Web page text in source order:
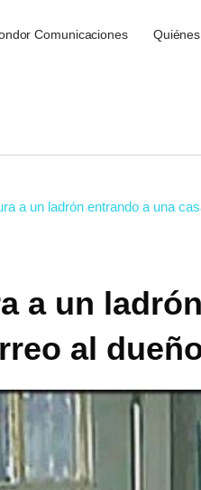
Comunicaciones
a un ladrón entrando a una
a un
al